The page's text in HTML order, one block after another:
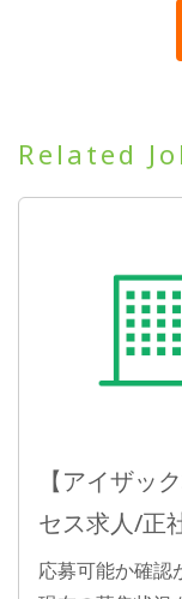
Related
【アイザッ
セス求人/正
応募可能か確認